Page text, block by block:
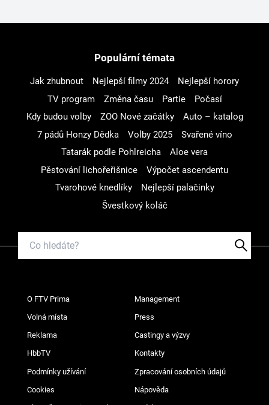
Populární témata
Jak zhubnout Nejlepší filmy 2024
Nejlepší horory
TV program
Změna času Partie
Počasí
Kdy budou volby
ZOO Nové začátky
Auto – katalog
7 pádů Honzy Dědka
Volby 2025
Svařené víno
Tatarák podle Pohlreicha
Aloe vera
Pěstování lichořeřišnice
Výpočet ascendentu
Tvarohové knedlíky
Nejlepší palačinky
Švestkový koláč
O FTV Prima Management
Volná místa Press
Reklama Castingy a výzvy
HbbTV Kontakty
Podmínky užívání Zpracování osobních údajů
Cookies Nápověda